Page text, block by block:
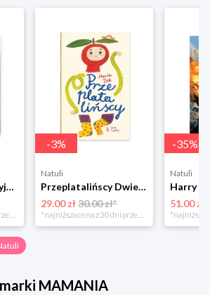
Mój ojciec, mój przyjaciel Element
*najniższa cena z 30 dni przed obniżką
-3%
Natuli
Przeplatalińscy Dwie siostry
29.00 zł 30.00 zł*
*najniższa cena z 30 dni przed obniżką
-35%
Natuli
51.00 zł
MAMANIA